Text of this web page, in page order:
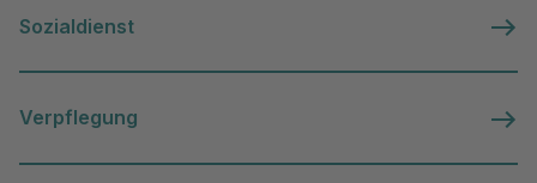
Sozialdienst
Verpflegung